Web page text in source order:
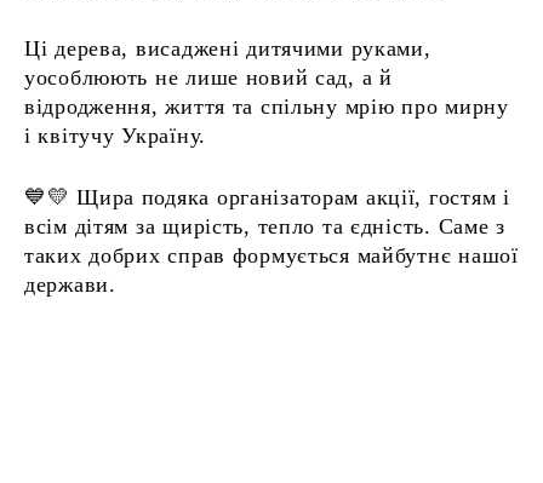
Ці дерева, висаджені дитячими руками,
уособлюють не лише новий сад, а й
відродження, життя та спільну мрію про мирну
і квітучу Україну.
💙💛 Щира подяка організаторам акції, гостям і
всім дітям за щирість, тепло та єдність. Саме з
таких добрих справ формується майбутнє нашої
держави.